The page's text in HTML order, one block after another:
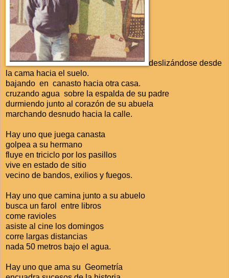
deslizándose desde
la cama hacia el suelo.
bajando en canasto hacia otra casa.
cruzando agua sobre la espalda de su padre
durmiendo junto al corazón de su abuela
marchando desnudo hacia la calle.
Hay uno que juega canasta
golpea a su hermano
fluye en triciclo por los pasillos
vive en estado de sitio
vecino de bandos, exilios y fuegos.
Hay uno que camina junto a su abuelo
busca un farol entre libros
come ravioles
asiste al cine los domingos
corre largas distancias
nada 50 metros bajo el agua.
Hay uno que ama su Geometría